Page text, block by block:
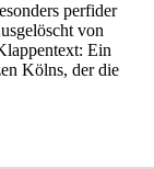
perfider
von
Ein
Kölns, der die